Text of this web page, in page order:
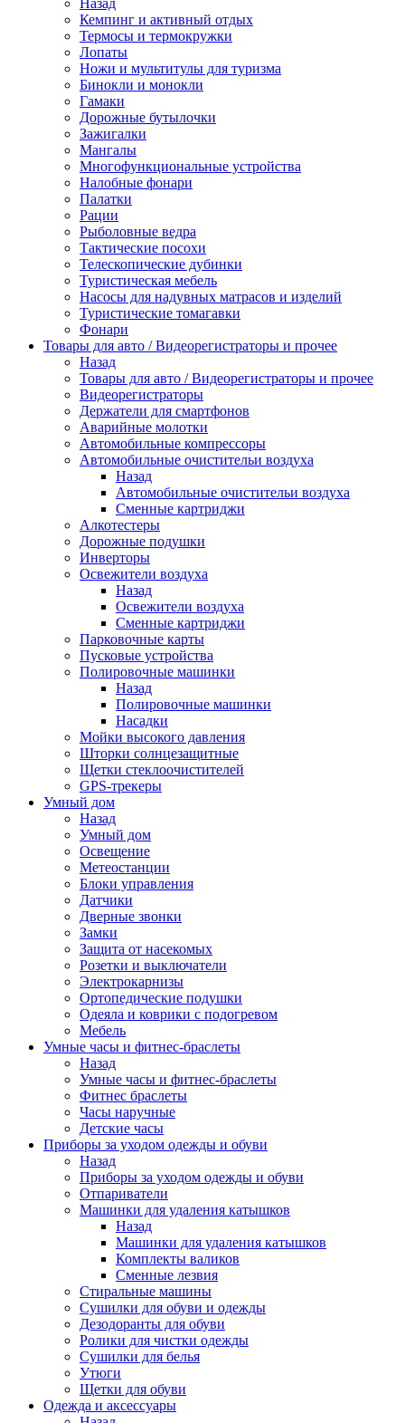
Назад
Кемпинг и активный отдых
Термосы и термокружки
Лопаты
Ножи и мультитулы для туризма
Бинокли и монокли
Гамаки
Дорожные бутылочки
Зажигалки
Мангалы
Многофункциональные устройства
Налобные фонари
Палатки
Рации
Рыболовные ведра
Тактические посохи
Телескопические дубинки
Туристическая мебель
Насосы для надувных матрасов и изделий
Туристические томагавки
Фонари
Товары для авто / Видеорегистраторы и прочее
Назад
Товары для авто / Видеорегистраторы и прочее
Видеорегистраторы
Держатели для смартфонов
Аварийные молотки
Автомобильные компрессоры
Автомобильные очистительи воздуха
Назад
Автомобильные очистительи воздуха
Сменные картриджи
Алкотестеры
Дорожные подушки
Инверторы
Освежители воздуха
Назад
Освежители воздуха
Сменные картриджи
Парковочные карты
Пусковые устройства
Полировочные машинки
Назад
Полировочные машинки
Насадки
Мойки высокого давления
Шторки солнцезащитные
Щетки стеклоочистителей
GPS-трекеры
Умный дом
Назад
Умный дом
Освещение
Метеостанции
Блоки управления
Датчики
Дверные звонки
Замки
Защита от насекомых
Розетки и выключатели
Электрокарнизы
Ортопедические подушки
Одеяла и коврики с подогревом
Мебель
Умные часы и фитнес-браслеты
Назад
Умные часы и фитнес-браслеты
Фитнес браслеты
Часы наручные
Детские часы
Приборы за уходом одежды и обуви
Назад
Приборы за уходом одежды и обуви
Отпариватели
Машинки для удаления катышков
Назад
Машинки для удаления катышков
Комплекты валиков
Сменные лезвия
Стиральные машины
Сушилки для обуви и одежды
Дезодоранты для обуви
Ролики для чистки одежды
Сушилки для белья
Утюги
Щетки для обуви
Одежда и аксессуары